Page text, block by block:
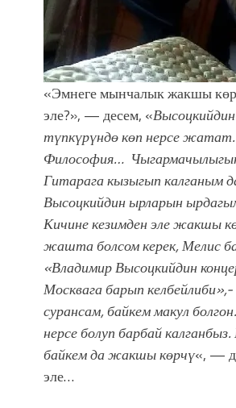
«Эмнеге мынчалык жакшы
эле?», — десем, «
түпкүрүндө көп нерсе жатат.
Философия…
Гитарага кызыгып калганым
Высоцкийдин ырларын
Кичине кезимден эле жакшы
жашта болсом керек, Мелис
«Владимир Высоцкийдин
Москвага барып келбейлиби»,-
сурансам, байкем макул
нерсе болуп барбай
байкем да жакшы көрчү«, —
эле…